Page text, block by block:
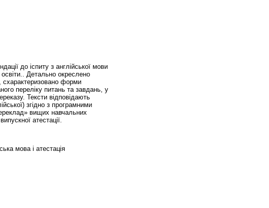
до іспиту з англійської мови
Детально окреслено
схарактеризовано форми
переліку питань та завдань, у
Тексти відповідають
згідно з програмними
вищих навчальних
атестації.
мова і атестація